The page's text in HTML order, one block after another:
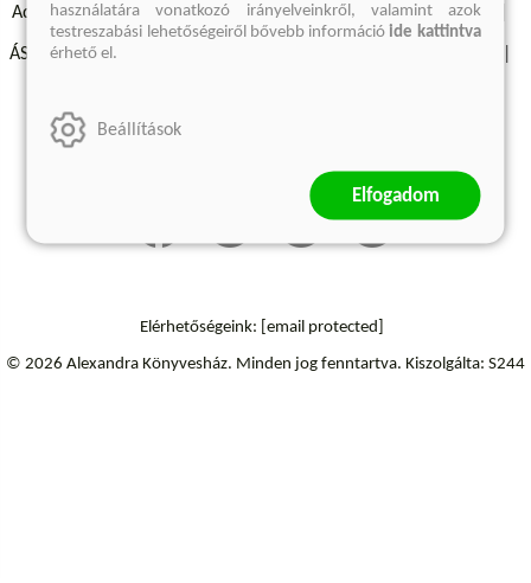
Adatvédelmi szabályzatok Elállási felmondási nyilatkozat
ÁSZF - Vásárlási feltételek
Elérhetőségeink: [email protected]
© 2026 Alexandra Könyvesház. Minden jog fenntartva. Kiszolgálta: S244
használatára vonatkozó irányelveinkről, valamint azok
testreszabási lehetőségeiről bővebb információide kattintva
érhető el.
Beállítások
Elfogadom